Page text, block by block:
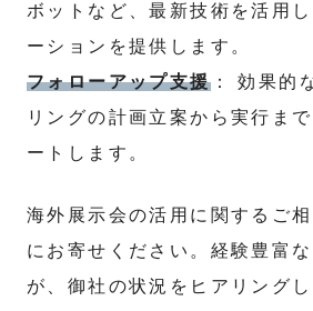
ボットなど、最新技術を活用
ーションを提供します。
フォローアップ支援： 効果的
リングの計画立案から実行ま
ートします。
海外展示会の活用に関するご
にお寄せください。経験豊富
が、御社の状況をヒアリング